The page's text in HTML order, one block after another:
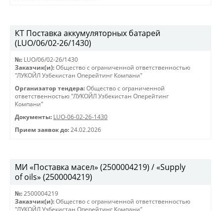
КТ Поставка аккумуляторных батарей
(LUO/06/02-26/1430)
№: LUO/06/02-26/1430
Заказчик(и): Общество с ограниченной ответственностью
"ЛУКОЙЛ Узбекистан Оперейтинг Компани"
Организатор тендера: Общество с ограниченной
ответственностью "ЛУКОЙЛ Узбекистан Оперейтинг
Компани"
Документы: LUO-06-02-26-1430
Прием заявок до: 24.02.2026
МИ «Поставка масел» (2500004219) / «Supply
of oils» (2500004219)
№: 2500004219
Заказчик(и): Общество с ограниченной ответственностью
"ЛУКОЙЛ Узбекистан Оперейтинг Компани"